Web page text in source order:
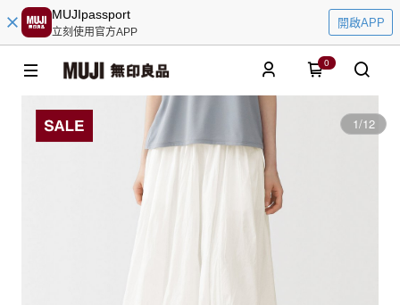
MUJIpassport
立刻使用官方APP
開啟APP
0
1/12